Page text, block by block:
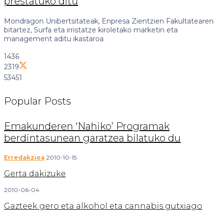
Mondragon Unibertsitateak, Enpresa Zientzien Fakultatearen
bitartez, Surfa eta irristatze kiroletako marketin eta
management aditu ikastaroa
1436
2319
53451
Popular Posts
Emakunderen ‘Nahiko’ Programak
berdintasunean garatzea bilatuko du
Erredakzioa 2010-10-15
Gerta dakizuke
2010-06-04
Gazteek gero eta alkohol eta cannabis gutxiago